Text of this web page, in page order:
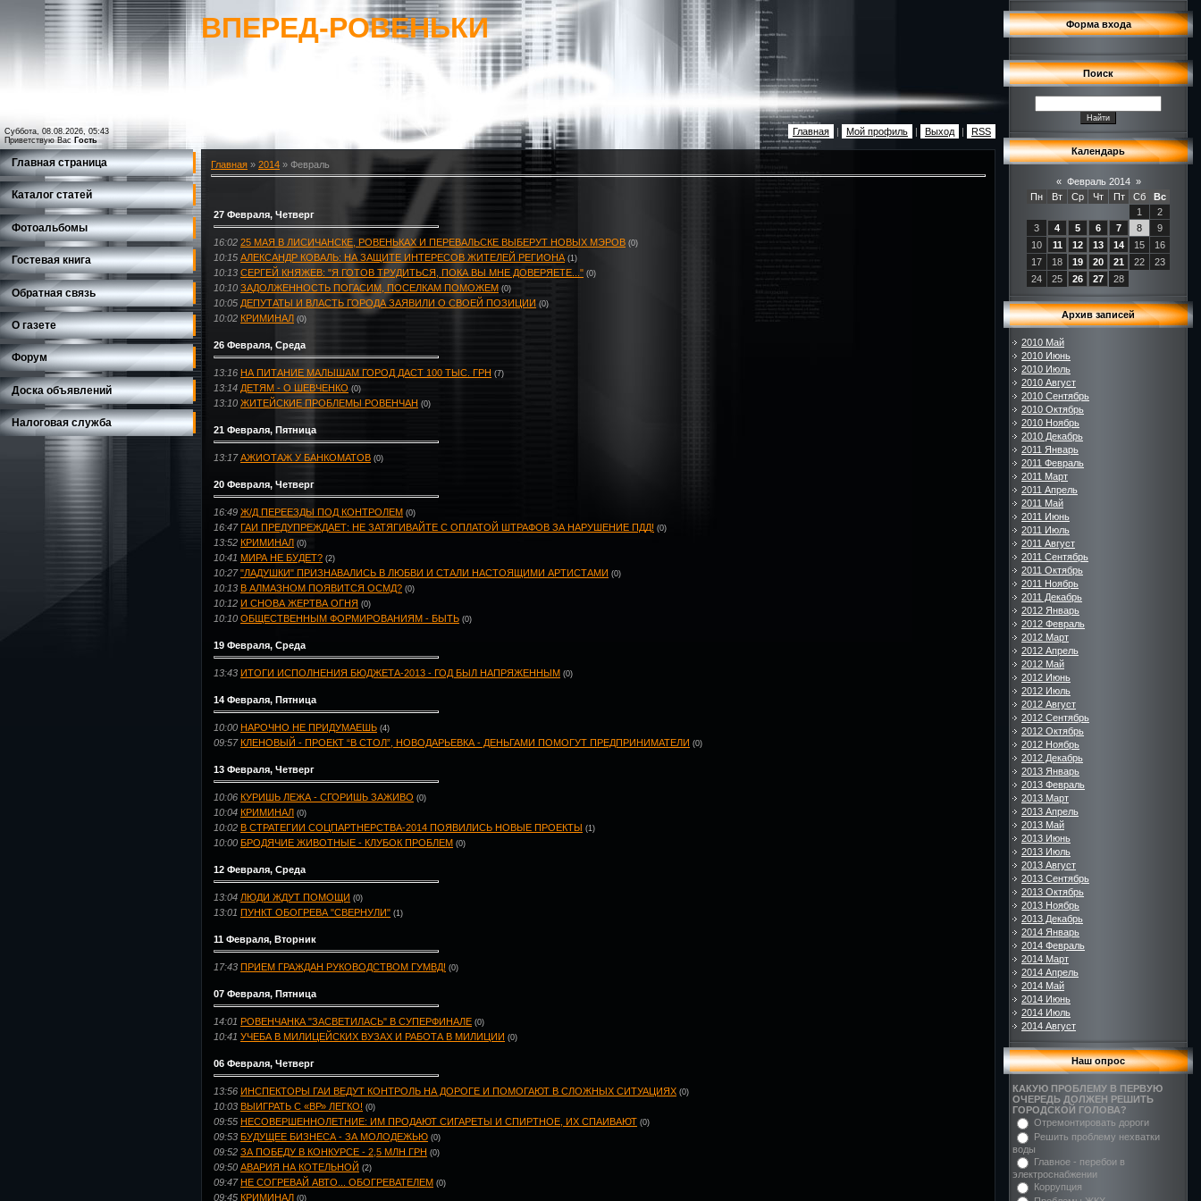
Суббота, 08.08.2026, 05:43
Приветствую Вас Гость
ВПЕРЕД-РОВЕНЬКИ
Главная | Мой профиль | Выход | RSS
Главная страница
Каталог статей
Фотоальбомы
Гостевая книга
Обратная связь
О газете
Форум
Доска объявлений
Налоговая служба
Главная » 2014 » Февраль
27 Февраля, Четверг
16:02 25 МАЯ В ЛИСИЧАНСКЕ, РОВЕНЬКАХ И ПЕРЕВАЛЬСКЕ ВЫБЕРУТ НОВЫХ МЭРОВ (0)
10:15 АЛЕКСАНДР КОВАЛЬ: НА ЗАЩИТЕ ИНТЕРЕСОВ ЖИТЕЛЕЙ РЕГИОНА (1)
10:13 СЕРГЕЙ КНЯЖЕВ: "Я ГОТОВ ТРУДИТЬСЯ, ПОКА ВЫ МНЕ ДОВЕРЯЕТЕ..." (0)
10:10 ЗАДОЛЖЕННОСТЬ ПОГАСИМ, ПОСЕЛКАМ ПОМОЖЕМ (0)
10:05 ДЕПУТАТЫ И ВЛАСТЬ ГОРОДА ЗАЯВИЛИ О СВОЕЙ ПОЗИЦИИ (0)
10:02 КРИМИНАЛ (0)
26 Февраля, Среда
13:16 НА ПИТАНИЕ МАЛЫШАМ ГОРОД ДАСТ 100 ТЫС. ГРН (7)
13:14 ДЕТЯМ - О ШЕВЧЕНКО (0)
13:10 ЖИТЕЙСКИЕ ПРОБЛЕМЫ РОВЕНЧАН (0)
21 Февраля, Пятница
13:17 АЖИОТАЖ У БАНКОМАТОВ (0)
20 Февраля, Четверг
16:49 Ж/Д ПЕРЕЕЗДЫ ПОД КОНТРОЛЕМ (0)
16:47 ГАИ ПРЕДУПРЕЖДАЕТ: НЕ ЗАТЯГИВАЙТЕ С ОПЛАТОЙ ШТРАФОВ ЗА НАРУШЕНИЕ ПДД! (0)
13:52 КРИМИНАЛ (0)
10:41 МИРА НЕ БУДЕТ? (2)
10:27 "ЛАДУШКИ" ПРИЗНАВАЛИСЬ В ЛЮБВИ И СТАЛИ НАСТОЯЩИМИ АРТИСТАМИ (0)
10:13 В АЛМАЗНОМ ПОЯВИТСЯ ОСМД? (0)
10:12 И СНОВА ЖЕРТВА ОГНЯ (0)
10:10 ОБЩЕСТВЕННЫМ ФОРМИРОВАНИЯМ - БЫТЬ (0)
19 Февраля, Среда
13:43 ИТОГИ ИСПОЛНЕНИЯ БЮДЖЕТА-2013 - ГОД БЫЛ НАПРЯЖЕННЫМ (0)
14 Февраля, Пятница
10:00 НАРОЧНО НЕ ПРИДУМАЕШЬ (4)
09:57 КЛЕНОВЫЙ - ПРОЕКТ “В СТОЛ”, НОВОДАРЬЕВКА - ДЕНЬГАМИ ПОМОГУТ ПРЕДПРИНИМАТЕЛИ (0)
13 Февраля, Четверг
10:06 КУРИШЬ ЛЕЖА - СГОРИШЬ ЗАЖИВО (0)
10:04 КРИМИНАЛ (0)
10:02 В СТРАТЕГИИ СОЦПАРТНЕРСТВА-2014 ПОЯВИЛИСЬ НОВЫЕ ПРОЕКТЫ (1)
10:00 БРОДЯЧИЕ ЖИВОТНЫЕ - КЛУБОК ПРОБЛЕМ (0)
12 Февраля, Среда
13:04 ЛЮДИ ЖДУТ ПОМОЩИ (0)
13:01 ПУНКТ ОБОГРЕВА "СВЕРНУЛИ" (1)
11 Февраля, Вторник
17:43 ПРИЕМ ГРАЖДАН РУКОВОДСТВОМ ГУМВД! (0)
07 Февраля, Пятница
14:01 РОВЕНЧАНКА "ЗАСВЕТИЛАСЬ" В СУПЕРФИНАЛЕ (0)
10:41 УЧЕБА В МИЛИЦЕЙСКИХ ВУЗАХ И РАБОТА В МИЛИЦИИ (0)
06 Февраля, Четверг
13:56 ИНСПЕКТОРЫ ГАИ ВЕДУТ КОНТРОЛЬ НА ДОРОГЕ И ПОМОГАЮТ В СЛОЖНЫХ СИТУАЦИЯХ (0)
10:03 ВЫИГРАТЬ С «ВР» ЛЕГКО! (0)
09:55 НЕСОВЕРШЕННОЛЕТНИЕ: ИМ ПРОДАЮТ СИГАРЕТЫ И СПИРТНОЕ, ИХ СПАИВАЮТ (0)
09:53 БУДУЩЕЕ БИЗНЕСА - ЗА МОЛОДЕЖЬЮ (0)
09:52 ЗА ПОБЕДУ В КОНКУРСЕ - 2,5 МЛН ГРН (0)
09:50 АВАРИЯ НА КОТЕЛЬНОЙ (2)
09:47 НЕ СОГРЕВАЙ АВТО... ОБОГРЕВАТЕЛЕМ (0)
09:45 КРИМИНАЛ (0)
Форма входа
Поиск
Календарь
« Февраль 2014 »
Пн
Вт Ср Чт Пт Сб
Вс
1
2
3
4 5 6 7 8
9
10
11 12 13 14 15
16
17
18 19 20 21 22
23
24
25 26 27 28
Архив записей
2010 Май
2010 Июнь
2010 Июль
2010 Август
2010 Сентябрь
2010 Октябрь
2010 Ноябрь
2010 Декабрь
2011 Январь
2011 Февраль
2011 Март
2011 Апрель
2011 Май
2011 Июнь
2011 Июль
2011 Август
2011 Сентябрь
2011 Октябрь
2011 Ноябрь
2011 Декабрь
2012 Январь
2012 Февраль
2012 Март
2012 Апрель
2012 Май
2012 Июнь
2012 Июль
2012 Август
2012 Сентябрь
2012 Октябрь
2012 Ноябрь
2012 Декабрь
2013 Январь
2013 Февраль
2013 Март
2013 Апрель
2013 Май
2013 Июнь
2013 Июль
2013 Август
2013 Сентябрь
2013 Октябрь
2013 Ноябрь
2013 Декабрь
2014 Январь
2014 Февраль
2014 Март
2014 Апрель
2014 Май
2014 Июнь
2014 Июль
2014 Август
Наш опрос
КАКУЮ ПРОБЛЕМУ В ПЕРВУЮ
ОЧЕРЕДЬ ДОЛЖЕН РЕШИТЬ
ГОРОДСКОЙ ГОЛОВА?
Отремонтировать дороги
Решить проблему нехватки
воды
Главное - перебои в
электроснабжении
Коррупция